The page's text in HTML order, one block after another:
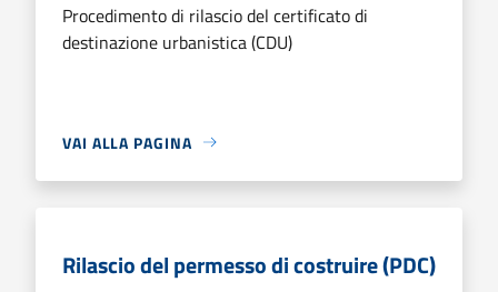
Procedimento di rilascio del certificato di
destinazione urbanistica (CDU)
VAI ALLA PAGINA
Rilascio del permesso di costruire (PDC)